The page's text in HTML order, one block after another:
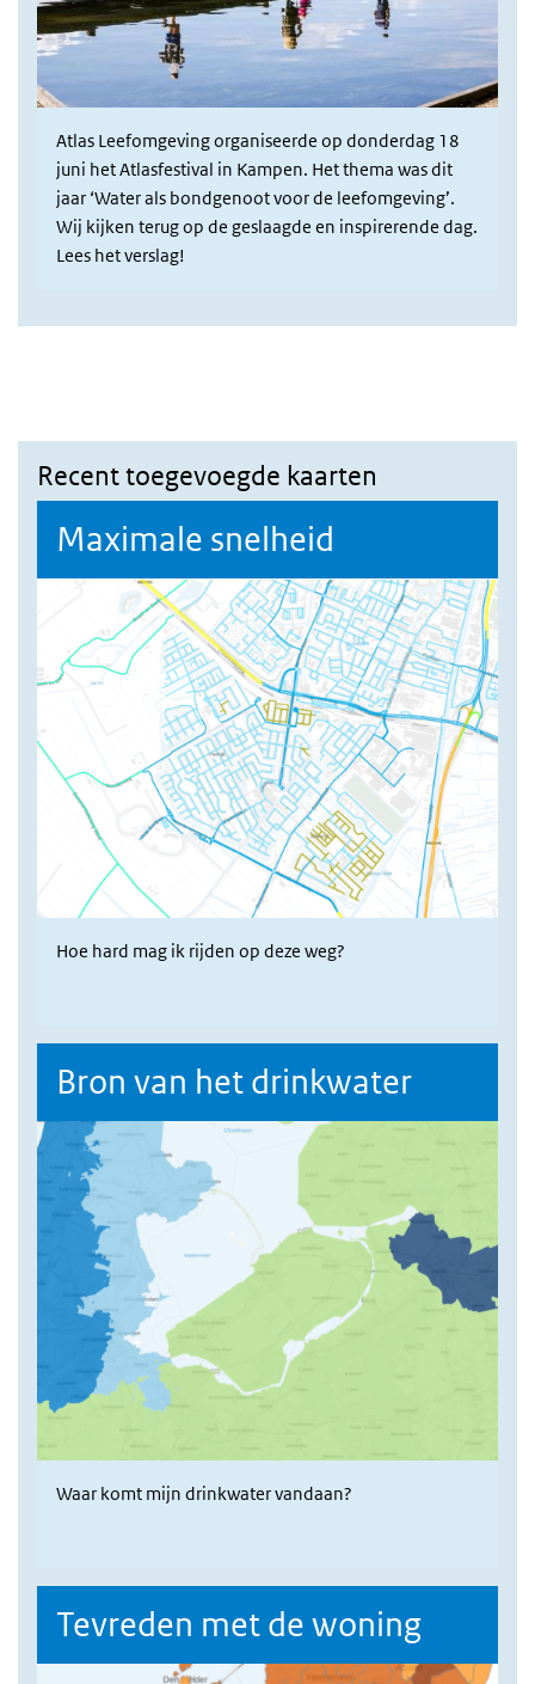
Atlas Leefomgeving organiseerde op donderdag 18
juni het Atlasfestival in Kampen. Het thema was dit
jaar ‘Water als bondgenoot voor de leefomgeving’.
Wij kijken terug op de geslaagde en inspirerende dag.
Lees het verslag!
Recent toegevoegde kaarten
Maximale snelheid
Hoe hard mag ik rijden op deze weg?
Bron van het drinkwater
Waar komt mijn drinkwater vandaan?
Tevreden met de woning